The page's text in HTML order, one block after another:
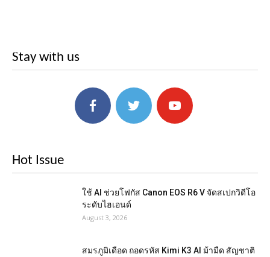
Stay with us
Hot Issue
ใช้ AI ช่วยโฟกัส Canon EOS R6 V จัดสเปกวิดีโอ
ระดับไฮเอนด์
August 3, 2026
สมรภูมิเดือด ถอดรหัส Kimi K3 AI ม้ามืด สัญชาติ